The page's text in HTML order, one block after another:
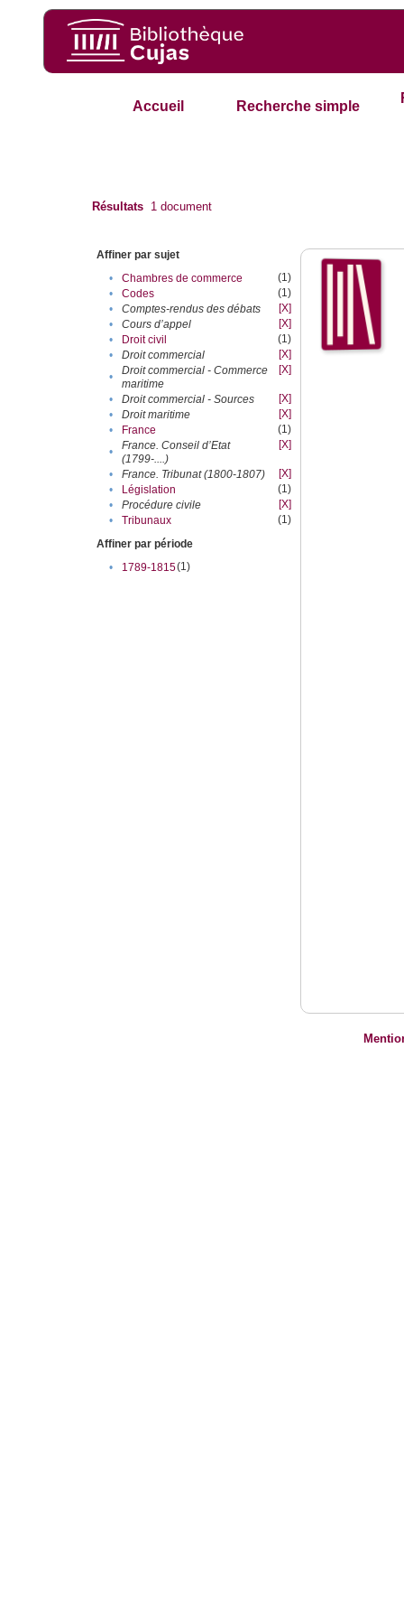
Accueil Recherche simple
Résultats 1 document
Affiner par sujet
•
Chambres de commerce
(1)
•
Codes
(1)
•
Comptes-rendus des débats
[X]
•
Cours d’appel
[X]
•
Droit civil
(1)
•
Droit commercial
[X]
•
Droit commercial - Commerce
maritime
[X]
• Droit commercial - Sources
[X]
•
Droit maritime
[X]
•
France
(1)
•
France. Conseil d’Etat
(1799-....)
[X]
• France. Tribunat (1800-1807)
[X]
•
Législation
(1)
•
Procédure civile
[X]
•
Tribunaux
(1)
Affiner par période
•
1789-1815(1)